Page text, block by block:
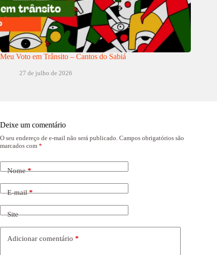
Meu Voto em Trânsito – Cantos do Sabiá
27 de julho de 2026
Deixe um comentário
O seu endereço de e-mail não será publicado. Campos obrigatórios são
marcados com *
Nome*
E-mail*
Site
Adicionar comentário *